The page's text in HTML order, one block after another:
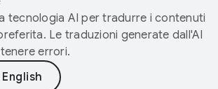
tecnologia AI per tradurre i contenuti
Le traduzioni generate dall'AI
errori.